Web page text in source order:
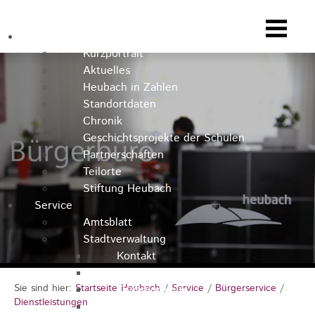
Kurzportrait
Aktuelles
Heubach in Zahlen
Standortdaten
Chronik
Geschichtsprojekte der Schulen
Partnerschaften
Teilorte
Stiftung Heubach
Service
Amtsblatt
Stadtverwaltung
Kontakt
Rathausteam
Organigramm
Sie sind hier: Startseite Heubach / Service / Bürgerservice /
Dienstleistungen